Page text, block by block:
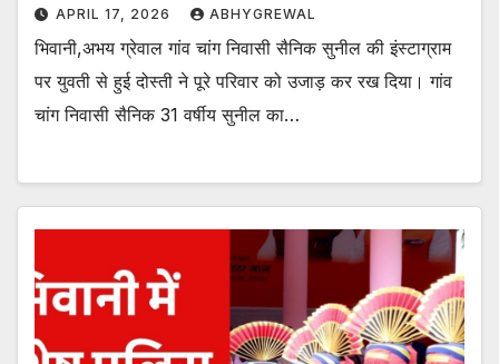
APRIL 17, 2026 ABHYGREWAL
भिवानी,अभय ग्रेवाल गांव चांग निवासी सैनिक सुनील की इंस्टाग्राम
पर युवती से हुई दोस्ती ने पूरे परिवार को उजाड़ कर रख दिया। गांव
चांग निवासी सैनिक 31 वर्षीय सुनील का…